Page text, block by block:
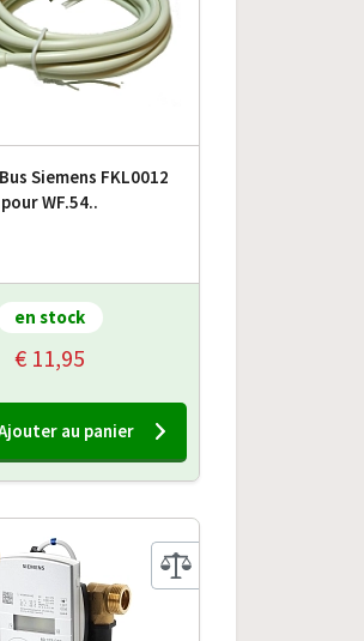
Siemens FKL0012
pour WF.54..
en stock
€ 11,95
au panier